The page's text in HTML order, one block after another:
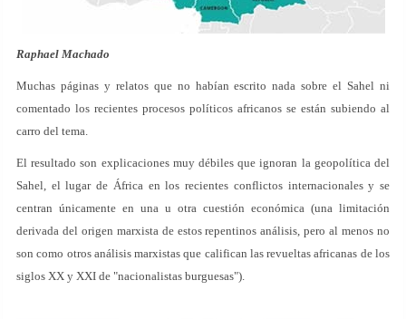
Raphael Machado
Muchas páginas y relatos que no habían escrito nada sobre el Sahel ni
comentado los recientes procesos políticos africanos se están subiendo al
carro del tema.
El resultado son explicaciones muy débiles que ignoran la geopolítica del
Sahel, el lugar de África en los recientes conflictos internacionales y se
centran únicamente en una u otra cuestión económica (una limitación
derivada del origen marxista de estos repentinos análisis, pero al menos no
son como otros análisis marxistas que califican las revueltas africanas de los
siglos XX y XXI de "nacionalistas burguesas").